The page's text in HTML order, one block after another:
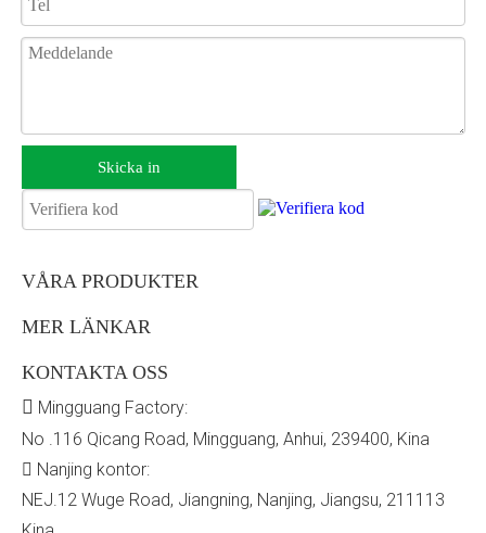
Skicka in
VÅRA PRODUKTER
MER LÄNKAR
KONTAKTA OSS
 Mingguang Factory:
No .116 Qicang Road, Mingguang, Anhui, 239400, Kina
 Nanjing kontor:
NEJ.12 Wuge Road, Jiangning, Nanjing, Jiangsu, 211113